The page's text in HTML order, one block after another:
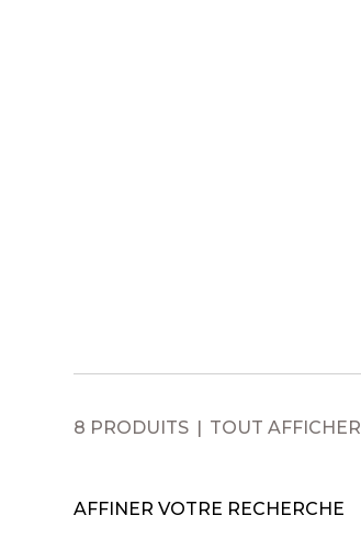
8 PRODUITS TOUT AFFICHER
AFFINER VOTRE RECHERCHE